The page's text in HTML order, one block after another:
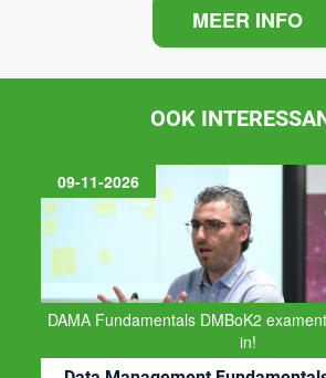
MEER INFO
OOK
09-11-2026
DAMA Fundamentals DMBoK2
in!